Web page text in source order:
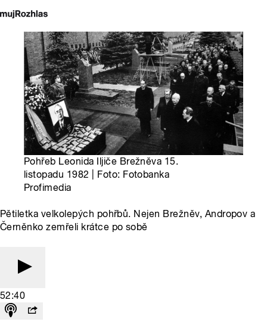
Pohřeb Leonida Iljiče Brežněva 15.
listopadu 1982 | Foto: Fotobanka
Profimedia
Pětiletka velkolepých pohřbů. Nejen Brežněv, Andropov a
Černěnko zemřeli krátce po sobě
52:40